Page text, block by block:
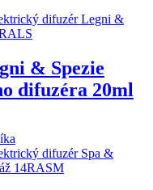
& Spezie
difuzéra 20ml